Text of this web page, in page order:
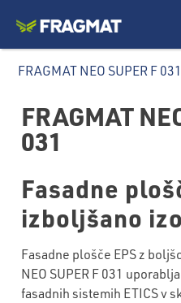
FRAGMAT NEO SUPER F 031
FRAGMAT
031
Fasadne
izboljšano
Fasadne plošče EPS z
NEO SUPER F 031
fasadnih sistemih ETICS v